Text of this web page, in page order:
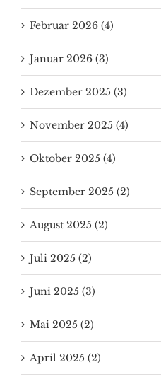
Februar 2026 (4)
Januar 2026 (3)
Dezember 2025 (3)
November 2025 (4)
Oktober 2025 (4)
September 2025 (2)
August 2025 (2)
Juli 2025 (2)
Juni 2025 (3)
Mai 2025 (2)
April 2025 (2)